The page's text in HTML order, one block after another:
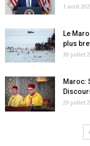
1 août
Le
plus
30 juillet
Maroc:
29 juillet